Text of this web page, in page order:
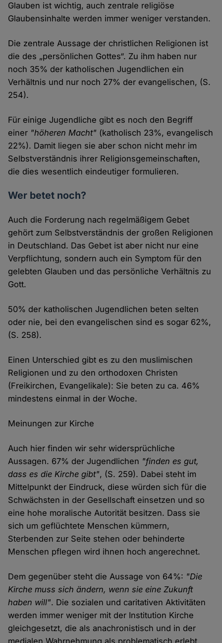
Glauben ist wichtig, auch zentrale religiöse
Glaubensinhalte werden immer weniger verstanden.
Die zentrale Aussage der christlichen Religionen ist
die des „persönlichen Gottes“. Zu ihm haben nur
noch 35% der katholischen Jugendlichen ein
Verhältnis und nur noch 27% der evangelischen, (S.
254).
Für einige Jugendliche gibt es noch den Begriff
einer "höheren Macht" (katholisch 23%, evangelisch
22%). Damit liegen sie aber schon nicht mehr im
Selbstverständnis ihrer Religionsgemeinschaften,
die dies wesentlich eindeutiger formulieren.
Wer betet noch?
Auch die Forderung nach regelmäßigem Gebet
gehört zum Selbstverständnis der großen Religionen
in Deutschland. Das Gebet ist aber nicht nur eine
Verpflichtung, sondern auch ein Symptom für den
gelebten Glauben und das persönliche Verhältnis zu
Gott.
50% der katholischen Jugendlichen beten selten
oder nie, bei den evangelischen sind es sogar 62%,
(S. 258).
Einen Unterschied gibt es zu den muslimischen
Religionen und zu den orthodoxen Christen
(Freikirchen, Evangelikale): Sie beten zu ca. 46%
mindestens einmal in der Woche.
Meinungen zur Kirche
Auch hier finden wir sehr widersprüchliche
Aussagen. 67% der Jugendlichen "finden es gut,
dass es die Kirche gibt", (S. 259). Dabei steht im
Mittelpunkt der Eindruck, diese würden sich für die
Schwächsten in der Gesellschaft einsetzen und so
eine hohe moralische Autorität besitzen. Dass sie
sich um geflüchtete Menschen kümmern,
Sterbenden zur Seite stehen oder behinderte
Menschen pflegen wird ihnen hoch angerechnet.
Dem gegenüber steht die Aussage von 64%: "Die
Kirche muss sich ändern, wenn sie eine Zukunft
haben will". Die sozialen und caritativen Aktivitäten
werden immer weniger mit der Institution Kirche
gleichgesetzt, die als anachronistisch und in der